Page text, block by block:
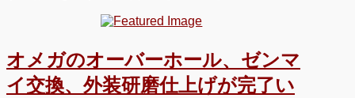
オメガのオーバーホール、ゼンマ
イ交換、外装研磨仕上げが完了い